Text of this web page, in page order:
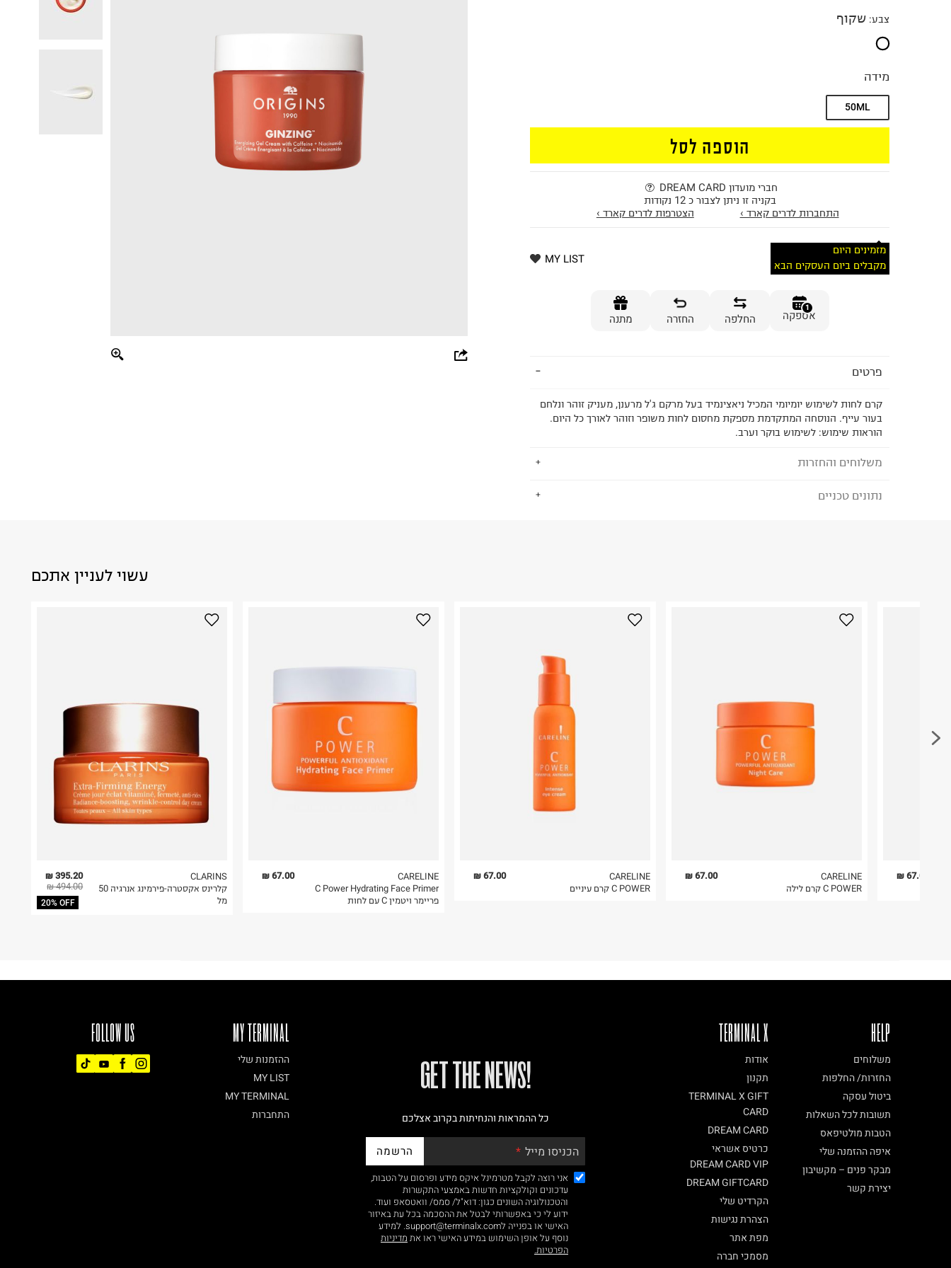
צבע: שקוף
מידה
50ML
הוספה לסל
חברי מועדון DREAM CARD
בקניה זו ניתן לצבור כ 12 נקודות
התחברות לדרים קארד ›
הצטרפות לדרים קארד ›
מזמינים היום
מקבלים ביום העסקים הבא
MY LIST
1
אספקה החלפה החזרה מתנה
פרטים
קרם לחות לשימוש יומיומי המכיל ניאצינמיד בעל מרקם ג'ל מרענן, מעניק זוהר ונלחם
בעור עייף. הנוסחה המתקדמת מספקת מחסום לחות משופר וזוהר לאורך כל היום.
הוראות שימוש: לשימוש בוקר וערב.
משלוחים והחזרות
לבחירת בשיטת המשלוח המתאימה לכם,
לפני החזרת החבילה, חשוב להדביק את מדבקת הגוביינא על גבי החבילה
פריטים שבירים יש להחזיר עם שליח דרך ממשק ההחזרות באתר בלבד
חשוב לשים לב:
3. מוצרי טיפוח ניתן להחזיר סגורים באריזתם המקורית בלבד. לא ניתן
נתונים טכניים
הנחושת 4, תל אביב.
עשוי לעניין אתכם
395.20 ₪
494.00 ₪
20% OFF
CLARINS
קלרינס אקסטרה-פירמינג אנרגיה 50
מל
67.00 ₪
CARELINE
C Power Hydrating Face Primer
פריימר ויטמין C עם לחות
67.00 ₪
CARELINE
C POWER קרם עיניים
67.00 ₪
CARELINE
C POWER קרם לילה
67.00 ₪
FOLLOW US MY TERMINAL
ההזמנות שלי
MY LIST
MY TERMINAL
התחברות
!GET THE NEWS
כל ההמראות והנחיתות בקרוב אצלכם
הכניסו מייל הרשמה
אני רוצה לקבל מטרמינל איקס מידע ופרסום על הטבות,
עדכונים וקולקציות חדשות באמצעי התקשרות
והטכנולוגיה השונים כגון: דוא"ל/ סמס/ וואטסאפ ועוד.
ידוע לי כי באפשרותי לבטל את ההסכמה בכל עת באיזור
האישי או בפנייה לsupport@terminalx.com. למידע
נוסף על אופן השימוש במידע האישי ראו את מדיניות
הפרטיות.
TERMINAL X
אודות
תקנון
TERMINAL X GIFT
CARD
DREAM CARD
כרטיס אשראי
DREAM CARD VIP
DREAM GIFTCARD
הקרדיט שלי
הצהרת נגישות
מפת אתר
מסמכי חברה
HELP
משלוחים
החזרות/ החלפות
ביטול עסקה
תשובות לכל השאלות
הטבות מולטיפאס
איפה ההזמנה שלי
מבקר פנים – מקשיבון
יצירת קשר